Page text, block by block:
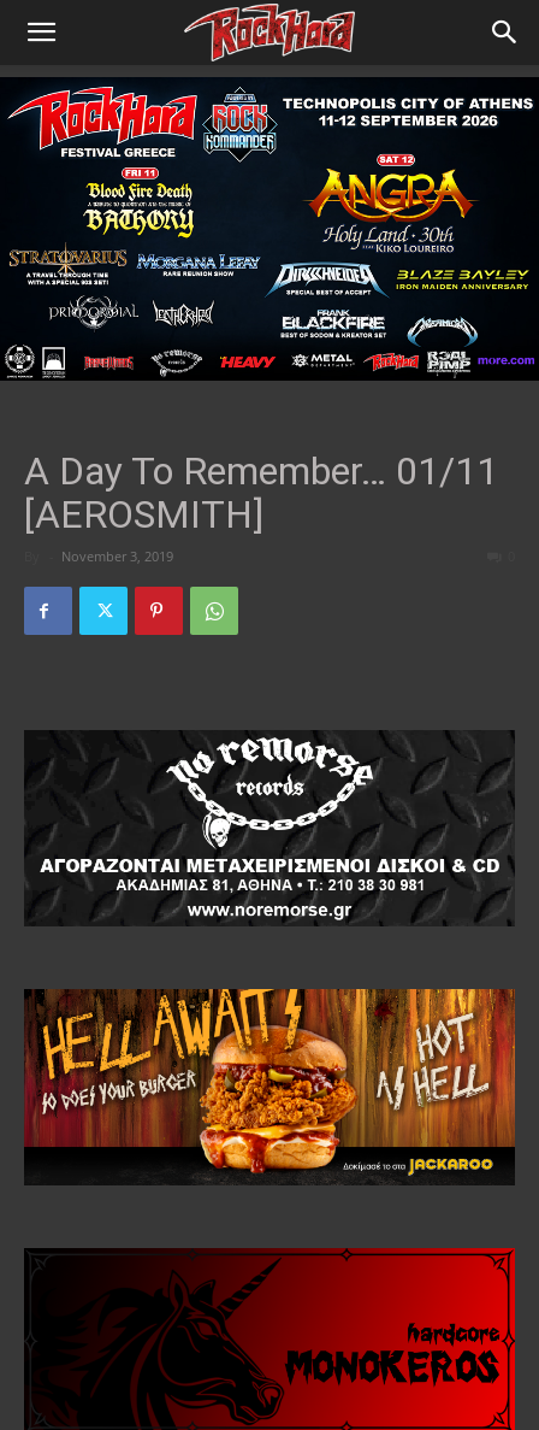
A Day To Remember… 01/11
[AEROSMITH]
November 3, 2019